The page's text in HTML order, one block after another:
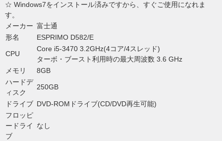
☆ Windows7をインストール済みですから、すぐご使用になれま
す。
メーカー 富士通
形名
ESPRIMO D582/E
CPU
Core i5-3470 3.2GHz(4コア/4スレッド)
ターボ・ブースト利用時の最大周波数 3.6 GHz
メモリ
8GB
ハードデ
ィスク
250GB
ドライブ DVD-ROMドライブ(CD/DVD再生可能)
フロッピ
ードライ
ブ
なし